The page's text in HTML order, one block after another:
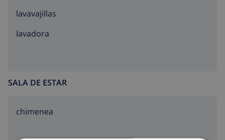
lavavajillas
lavadora
SALA DE ESTAR
chimenea